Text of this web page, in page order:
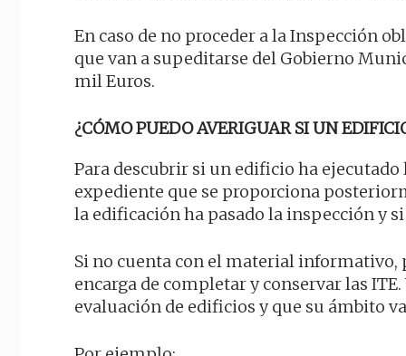
En caso de no proceder a la Inspección
que van a supeditarse del Gobierno
mil Euros.
¿CÓMO PUEDO AVERIGUAR SI UN
Para descubrir si un edificio ha
expediente que se proporciona
la edificación ha pasado la inspección y
Si no cuenta con el material informativo,
encarga de completar y conservar las
evaluación de edificios y que su ámbito